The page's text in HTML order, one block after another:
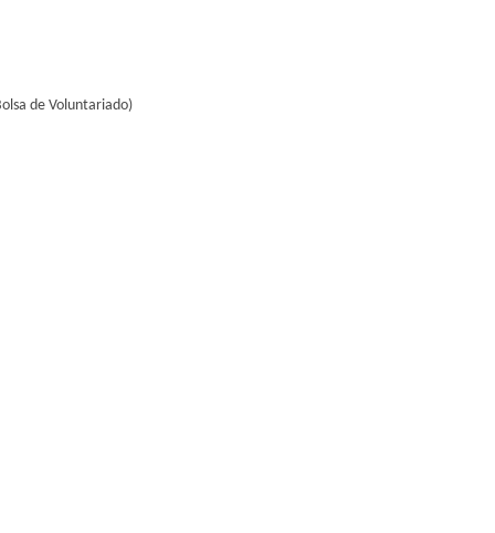
de Voluntariado)